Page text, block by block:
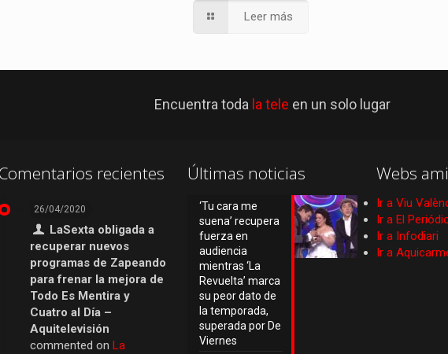
Leer más
Encuentra toda la tele en un solo lugar
Comentarios recientes
26/04/2020
LaSexta obligada a
recuperar nuevos
programas de Zapeando
para frenar la mejora de
Todo Es Mentira y
Cuatro al Día –
Aquitelevisión
commented on La
Últimas noticias
‘Tu cara me
suena’ recupera
fuerza en
audiencia
mientras ‘La
Revuelta’ marca
su peor dato de
la temporada,
superada por De
Viernes
Webs
Ir a Viu
Ir a El
Ir a Infodiari
Ir a